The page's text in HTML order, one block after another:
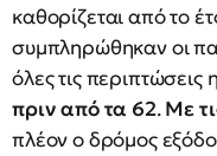
καθορίζεται από το
συμπληρώθηκαν οι
όλες τις
πριν από τα 62.Με
πλέον ο δρόμος